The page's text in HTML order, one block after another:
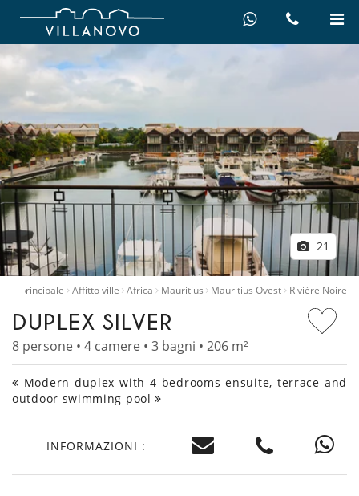
21
…principale Affitto ville Africa Mauritius Mauritius Ovest Rivière Noire
DUPLEX SILVER
8 persone • 4 camere • 3 bagni • 206 m²
Modern duplex with 4 bedrooms ensuite, terrace and
outdoor swimming pool
INFORMAZIONI :